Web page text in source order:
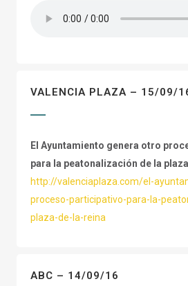
VALENCIA PLAZA – 15/09/
El Ayuntamiento genera otro
para la peatonalización de la
http://valenciaplaza.com/el-
proceso-participativo-para-la-
plaza-de-la-reina
ABC – 14/09/16